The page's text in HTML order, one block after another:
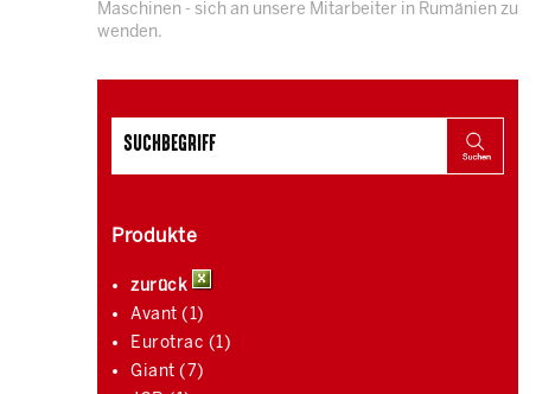
Maschinen - sich an unsere Mitarbeiter in Rumänien zu
wenden.
Produkte
zurück
Avant (1)
Eurotrac (1)
Giant (7)